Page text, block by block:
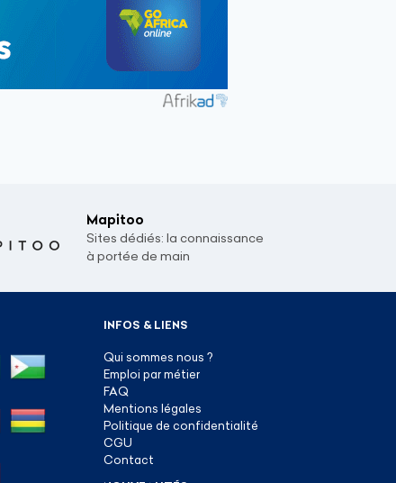
Mapitoo
Sites dédiés: la connaissance
à portée de main
INFOS & LIENS
Qui sommes nous ?
Emploi par métier
FAQ
Mentions légales
Politique de confidentialité
CGU
Contact